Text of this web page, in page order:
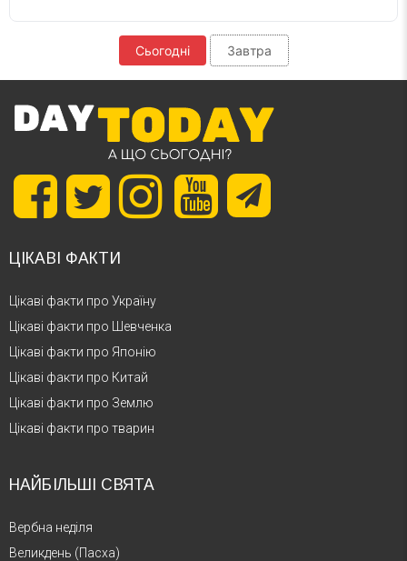
Сьогодні Завтра
ЦІКАВІ ФАКТИ
Цікаві факти про Україну
Цікаві факти про Шевченка
Цікаві факти про Японію
Цікаві факти про Китай
Цікаві факти про Землю
Цікаві факти про тварин
НАЙБІЛЬШІ СВЯТА
Вербна неділя
Великдень (Пасха)